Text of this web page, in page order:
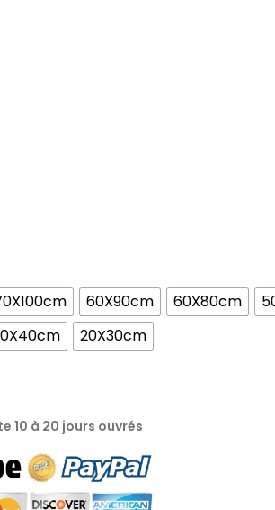
60X90cm 60X80cm
20X30cm
10 à 20 jours ouvrés